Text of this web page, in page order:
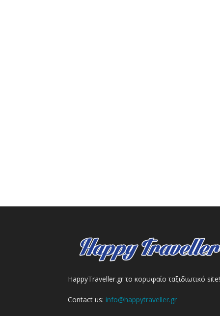
HappyTraveller.gr το κορυφαίο ταξιδιωτικό site!
Contact us: info@happytraveller.gr